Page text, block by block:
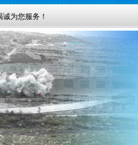
为您服务！